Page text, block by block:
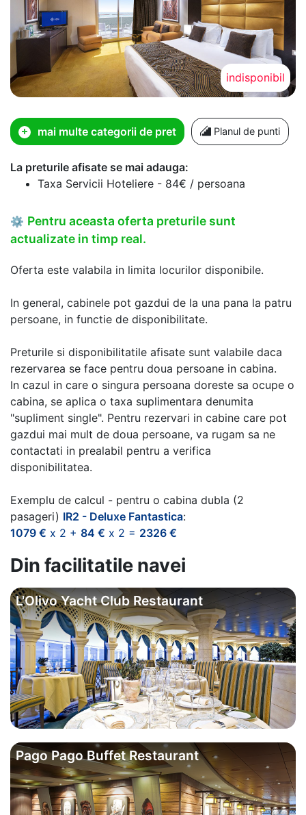
indisponibil
mai multe categorii de pret Planul de punti
La preturile afisate se mai adauga:
Taxa Servicii Hoteliere - 84€ / persoana
⚙ Pentru aceasta oferta preturile sunt
actualizate in timp real.
Oferta este valabila in limita locurilor disponibile.
In general, cabinele pot gazdui de la una pana la patru
persoane, in functie de disponibilitate.
Preturile si disponibilitatile afisate sunt valabile daca
rezervarea se face pentru doua persoane in cabina.
In cazul in care o singura persoana doreste sa ocupe o
cabina, se aplica o taxa suplimentara denumita
"supliment single". Pentru rezervari in cabine care pot
gazdui mai mult de doua persoane, va rugam sa ne
contactati in prealabil pentru a verifica
disponibilitatea.
Exemplu de calcul - pentru o cabina dubla (2
pasageri) IR2 - Deluxe Fantastica:
1079 € x 2 + 84 € x 2 = 2326 €
Din facilitatile navei
L'Olivo Yacht Club Restaurant
Pago Pago Buffet Restaurant